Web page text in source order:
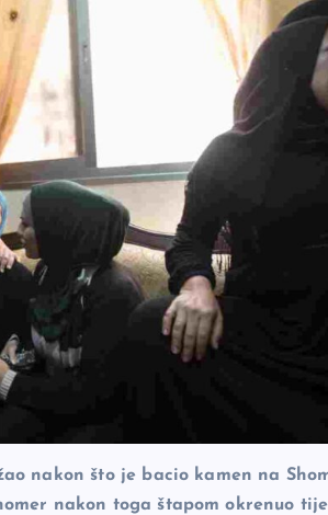
nakon što je bacio kamen na
nakon toga štapom okrenuo